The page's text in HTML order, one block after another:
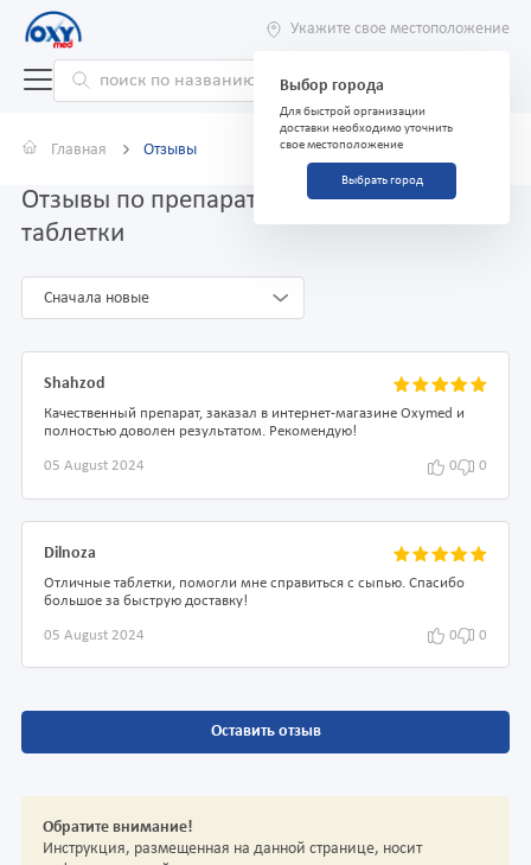
Укажите свое местоположение
Выбор города
Для быстрой организации
доставки необходимо уточнить
свое местоположение
Выбрать город
Главная Отзывы
Отзывы по препарату Экдистен 5мг №100
таблетки
Сначала новые
Shahzod
Качественный препарат, заказал в интернет-магазине Oxymed и
полностью доволен результатом. Рекомендую!
05 August 2024 0 0
Dilnoza
Отличные таблетки, помогли мне справиться с сыпью. Спасибо
большое за быструю доставку!
05 August 2024 0 0
Оставить отзыв
Обратите внимание!
Инструкция, размещенная на данной странице, носит